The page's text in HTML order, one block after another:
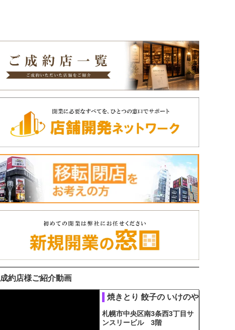
成約店様ご紹介動画
焼きとり 餃子の いけのや
札幌市中央区南3条西3丁目サ
ンスリービル 3階